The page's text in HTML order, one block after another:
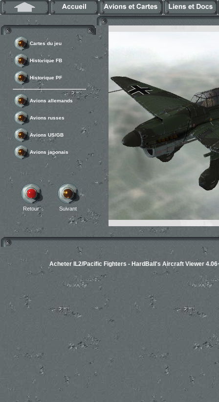
Cartes du jeu
Historique FB
Historique PF
Avions allemands
Avions russes
Avions US/GB
Avions japonais
Retour Suivant
Acheter IL2/Pacific Fighters - HardBall's Aircraft Viewer